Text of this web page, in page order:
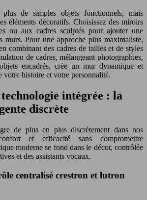
de simples objets fonctionnels, mais
éléments décoratifs. Choisissez des miroirs
ou aux cadres sculptés pour ajouter une
murs. Pour une approche plus maximaliste,
combinant des cadres de tailles et de styles
de cadres, mélangeant photographies,
encadrés, crée un mur dynamique et
votre histoire et votre personnalité.
intégrée : la
discrète
de plus en plus discrètement dans nos
et efficacité sans compromettre
moderne se fond dans le décor, contrôlée
et des assistants vocaux.
centralisé crestron et lutron